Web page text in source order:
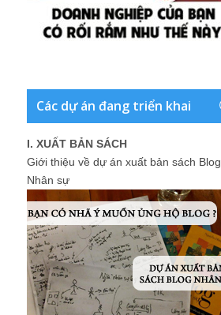
Các dự án đang triển khai
I. XUẤT BẢN SÁCH
Giới thiệu về dự án xuất bản sách Blog
Nhân sự